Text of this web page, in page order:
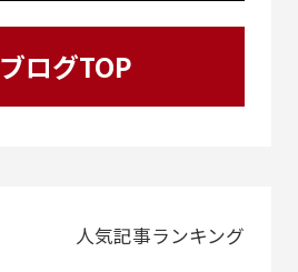
ブログTOP
人気記事ランキング